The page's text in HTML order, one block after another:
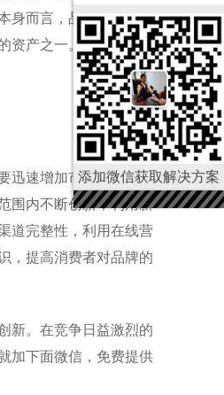
身而言，品牌是一种文
资产之一。因此，品牌
迅速增加市场份额，因
围内不断创新，利用新
道完整性，利用在线营
，提高消费者对品牌的
新。在竞争日益激烈的
加下面微信，免费提供
添加微信获取解决方案